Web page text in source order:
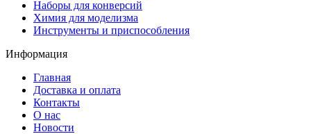
Наборы для конверсий
Химия для моделизма
Инструменты и приспособления
Информация
Главная
Доставка и оплата
Контакты
О нас
Новости